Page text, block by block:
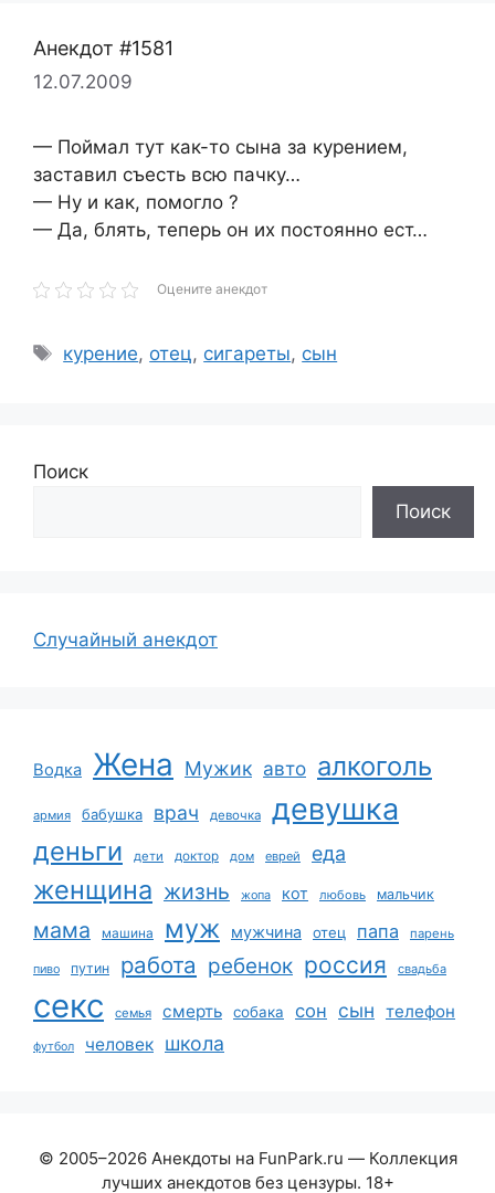
Анекдот #1581
12.07.2009
— Поймал тут как-то сына за курением,
заставил съесть всю пачку…
— Ну и как, помогло ?
— Да, блять, теперь он их постоянно ест…
Оцените анекдот
Метки
курение, отец, сигареты, сын
Поиск
Поиск
Случайный анекдот
Водка Жена Мужик авто алкоголь
армия бабушка врач девочка девушка
деньги дети доктор дом еврей еда
женщина жизнь жопа кот любовь мальчик
мама машина муж мужчина отец папа парень
пиво путин работа ребенок россия свадьба
секс семья смерть собака сон сын телефон
футбол человек школа
© 2005–2026 Анекдоты на FunPark.ru — Коллекция
лучших анекдотов без цензуры. 18+